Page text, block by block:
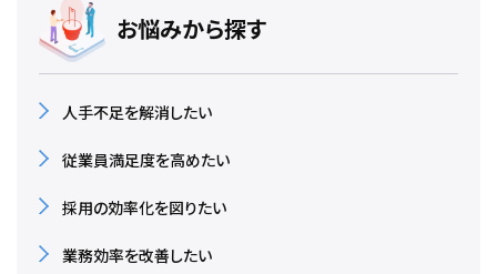
お悩みから探す
人手不足を解消したい
従業員満足度を高めたい
採用の効率化を図りたい
業務効率を改善したい